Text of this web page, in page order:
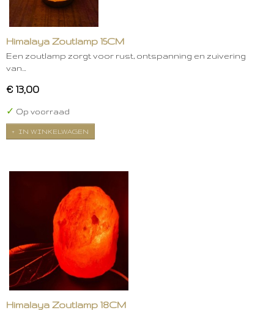
Himalaya Zoutlamp 15CM
Een zoutlamp zorgt voor rust, ontspanning en zuivering
van…
€ 13,00
✓ Op voorraad
IN WINKELWAGEN
Himalaya Zoutlamp 18CM